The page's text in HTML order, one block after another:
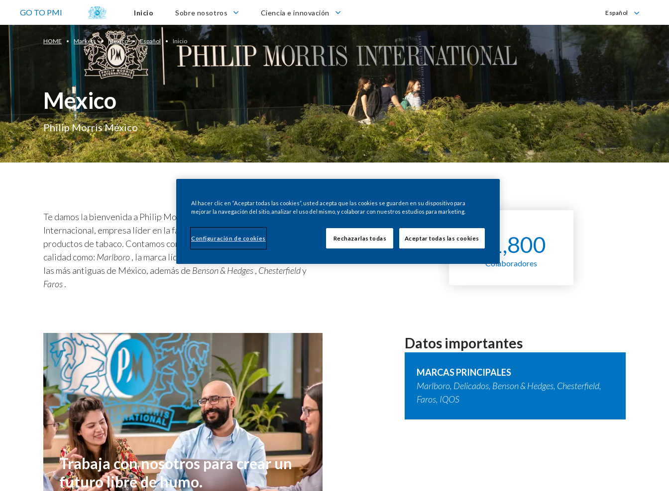
GO TO PMI
Inicio Sobre nosotros
Ciencia e innovación
Español
English
Español
HOME Markets Mexico Español Inicio
Mexico
Philip Morris México
Te damos la bienvenida a Philip Morris México, filial de Philip Morris
Internacional, empresa líder en la fabricación y comercialización de
productos de tabaco. Contamos con un portafolio de marcas de alta
calidad como: Marlboro, la marca líder en el mercado, y
las más antiguas de México, además de Benson & Hedges, Chesterfieldy
Faros.
~1,800
Colaboradores
Trabaja con nosotros para crear un
futuro libre de humo.
Datos importantes
MARCAS PRINCIPALES
Marlboro, Delicados, Benson & Hedges, Chesterfield,
Faros, IQOS
Al hacer clic en “Aceptar todas las cookies”, usted acepta que las cookies se guarden en su dispositivo para
mejorar la navegación del sitio, analizar el uso del mismo, y colaborar con nuestros estudios para marketing.
Configuración de cookies Rechazarlas todas Aceptar todas las cookies